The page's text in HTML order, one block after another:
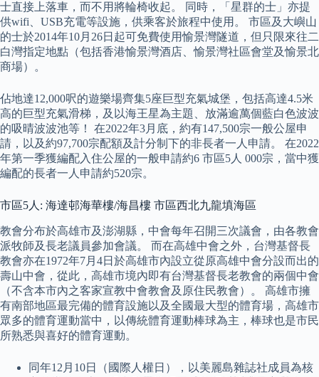
士直接上落車，而不用將輪椅收起。 同時，「星群的士」亦提
供wifi、USB充電等設施，供乘客於旅程中使用。 市區及大嶼山
的士於2014年10月26日起可免費使用愉景灣隧道，但只限來往二
白灣指定地點（包括香港愉景灣酒店、愉景灣社區會堂及愉景北
商場）。
佔地達12,000呎的遊樂場齊集5座巨型充氣城堡，包括高達4.5米
高的巨型充氣滑梯，及以海王星為主題、放滿逾萬個藍白色波波
的吸晴波波池等！ 在2022年3月底，約有147,500宗一般公屋申
請，以及約97,700宗配額及計分制下的非長者一人申請。 在2022
年第一季獲編配入住公屋的一般申請約6 市區5人 000宗，當中獲
編配的長者一人申請約520宗。
市區5人: 海達邨海華樓/海昌樓 市區西北九龍填海區
教會分布於高雄市及澎湖縣，中會每年召開三次議會，由各教會
派牧師及長老議員參加會議。 而在高雄中會之外，台灣基督長
教會亦在1972年7月4日於高雄市內設立從原高雄中會分設而出的
壽山中會，從此，高雄市境內即有台灣基督長老教會的兩個中會
（不含本市內之客家宣教中會教會及原住民教會）。 高雄市擁
有南部地區最完備的體育設施以及全國最大型的體育場，高雄市
眾多的體育運動當中，以傳統體育運動棒球為主，棒球也是市民
所熟悉與喜好的體育運動。
同年12月10日（國際人權日），以美麗島雜誌社成員為核